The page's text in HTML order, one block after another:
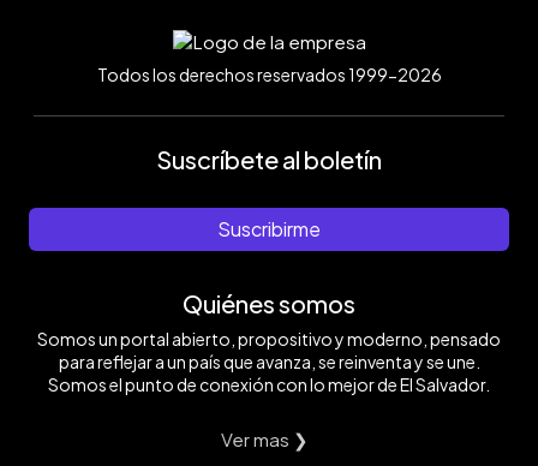
Todos los derechos reservados 1999-2026
Suscríbete al boletín
Suscribirme
Quiénes somos
Somos un portal abierto, propositivo y moderno, pensado
para reflejar a un país que avanza, se reinventa y se une.
Somos el punto de conexión con lo mejor de El Salvador.
Ver mas ❯